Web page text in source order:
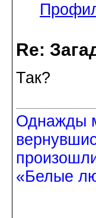
Re:
Так?
Однажды
«Белые